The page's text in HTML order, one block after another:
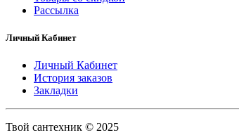
Рассылка
Личный Кабинет
Личный Кабинет
История заказов
Закладки
Твой сантехник © 2025